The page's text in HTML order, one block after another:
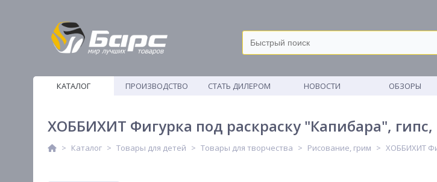
КАТАЛОГ
ПРОИЗВОДСТВО
СТАТЬ ДИЛЕРОМ НОВОСТИ ОБЗОРЫ
ХОББИХИТ Фигурка под раскраску "Капибара",
Каталог Товары для детей Товары для творчества Рисование, грим ХОББИХИТ